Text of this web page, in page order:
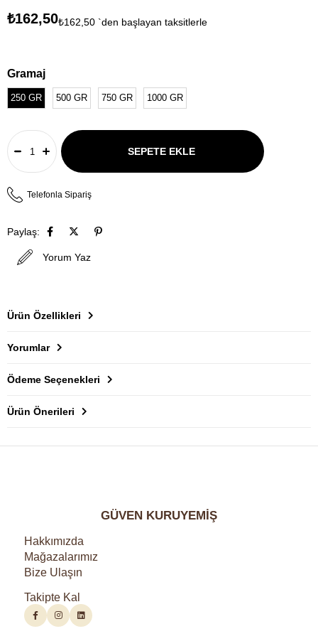
₺162,50₺162,50 `den başlayan taksitlerle
Gramaj
250 GR 500 GR 750 GR 1000 GR
Telefonla Sipariş
Paylaş:
Yorum Yaz
Ürün Özellikleri
Yorumlar
Ödeme Seçenekleri
Ürün Önerileri
GÜVEN KURUYEMİŞ
Hakkımızda
Mağazalarımız
Bize Ulaşın
Takipte Kal